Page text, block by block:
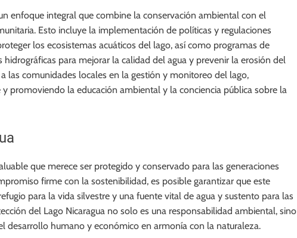
enfoque integral que combine la conservación ambiental con el
Esto incluye la implementación de políticas y regulaciones
los ecosistemas acuáticos del lago, así como programas de
hidrográficas para mejorar la calidad del agua y prevenir la erosión del
las comunidades locales en la gestión y monitoreo del lago,
promoviendo la educación ambiental y la conciencia pública sobre la
que merece ser protegido y conservado para las generaciones
firme con la sostenibilidad, es posible garantizar que este
para la vida silvestre y una fuente vital de agua y sustento para las
del Lago Nicaragua no solo es una responsabilidad ambiental, sino
desarrollo humano y económico en armonía con la naturaleza.